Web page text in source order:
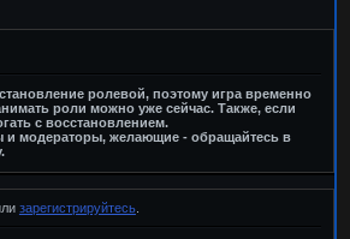
ролевой, поэтому игра временно
роли можно уже сейчас. Также, если
с восстановлением.
и модераторы, желающие - обращайтесь в
зарегистрируйтесь.